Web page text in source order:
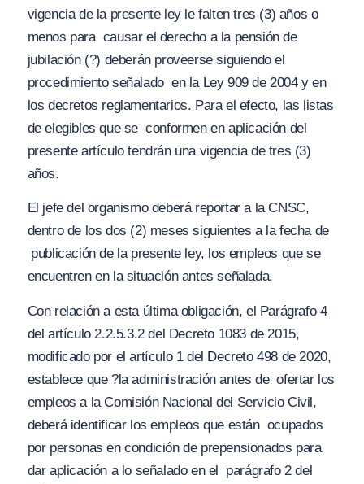
vigencia de la presente ley le falten tres (3) años o
menos para causar el derecho a la pensión de
jubilación (?) deberán proveerse siguiendo el
procedimiento señalado en la Ley 909 de 2004 y en
los decretos reglamentarios. Para el efecto, las listas
de elegibles que se conformen en aplicación del
presente artículo tendrán una vigencia de tres (3)
años.
El jefe del organismo deberá reportar a la CNSC,
dentro de los dos (2) meses siguientes a la fecha de
publicación de la presente ley, los empleos que se
encuentren en la situación antes señalada.
Con relación a esta última obligación, el Parágrafo 4
del artículo 2.2.5.3.2 del Decreto 1083 de 2015,
modificado por el artículo 1 del Decreto 498 de 2020,
establece que ?la administración antes de ofertar los
empleos a la Comisión Nacional del Servicio Civil,
deberá identificar los empleos que están ocupados
por personas en condición de prepensionados para
dar aplicación a lo señalado en el parágrafo 2 del